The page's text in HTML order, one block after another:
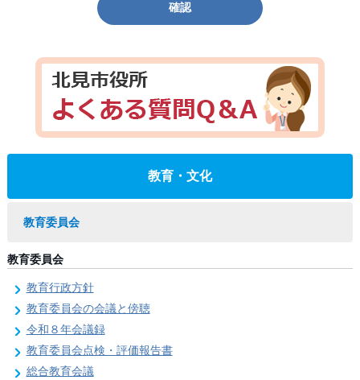
確認
教育・文化
教育委員会
教育委員会
教育行政方針
教育委員会の会議と傍聴
令和８年会議録
教育委員会点検・評価報告書
総合教育会議